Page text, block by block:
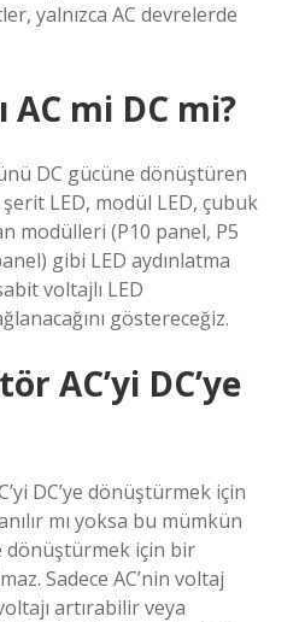
yalnızca AC devrelerde
mi DC mi?
DC gücüne dönüştüren
şerit LED, modül LED, çubuk
modülleri (P10 panel, P5
gibi LED aydınlatma
voltajlı LED
göstereceğiz.
AC’yi DC’ye
DC’ye dönüştürmek için
mı yoksa bu mümkün
dönüştürmek için bir
Sadece AC’nin voltaj
artırabilir veya